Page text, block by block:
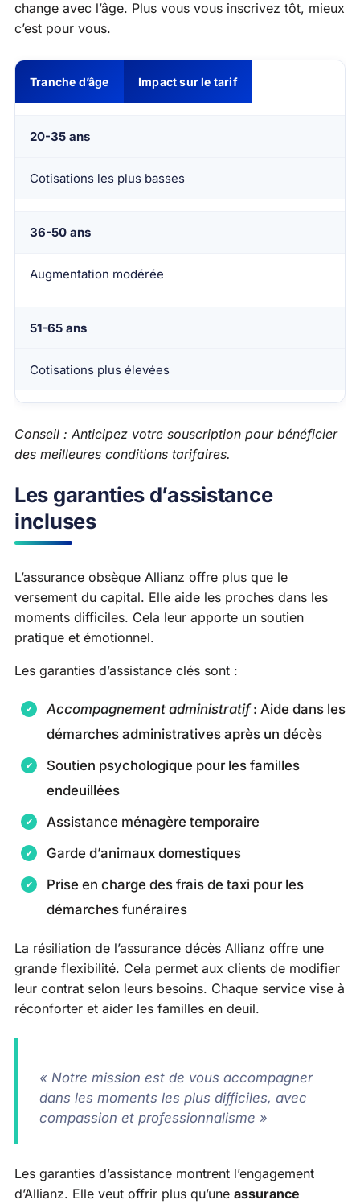
change avec l’âge. Plus vous vous inscrivez tôt, mieux
c’est pour vous.
Tranche d’âge Impact sur le tarif
20-35 ans
Cotisations les plus basses
36-50 ans
Augmentation modérée
51-65 ans
Cotisations plus élevées
Conseil : Anticipez votre souscription pour bénéficier
des meilleures conditions tarifaires.
Les garanties d’assistance
incluses
L’assurance obsèque Allianz offre plus que le
versement du capital. Elle aide les proches dans les
moments difficiles. Cela leur apporte un soutien
pratique et émotionnel.
Les garanties d’assistance clés sont :
Accompagnement administratif: Aide dans les
démarches administratives après un décès
Soutien psychologique pour les familles
endeuillées
Assistance ménagère temporaire
Garde d’animaux domestiques
Prise en charge des frais de taxi pour les
démarches funéraires
La résiliation de l’assurance décès Allianz offre une
grande flexibilité. Cela permet aux clients de modifier
leur contrat selon leurs besoins. Chaque service vise à
réconforter et aider les familles en deuil.
« Notre mission est de vous accompagner
dans les moments les plus difficiles, avec
compassion et professionnalisme »
Les garanties d’assistance montrent l’engagement
d’Allianz. Elle veut offrir plus qu’une assurance